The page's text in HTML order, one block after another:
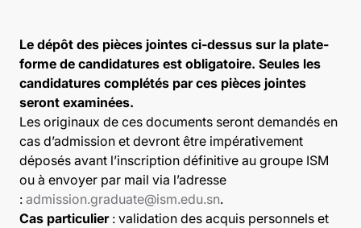
Le dépôt des pièces jointes ci-dessus sur la plate-
forme de candidatures est obligatoire. Seules les
candidatures complétés par ces pièces jointes
seront examinées.
Les originaux de ces documents seront demandés en
cas d’admission et devront être impérativement
déposés avant l’inscription définitive au groupe ISM
ou à envoyer par mail via l’adresse
: admission.graduate@ism.edu.sn.
Cas particulier : validation des acquis personnels et